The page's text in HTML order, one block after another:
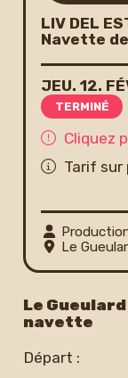
LIV DEL
Navette
JEU. 12.
TERMINÉ
Cliquez
Tarif sur
Le
Le
navette
Départ :